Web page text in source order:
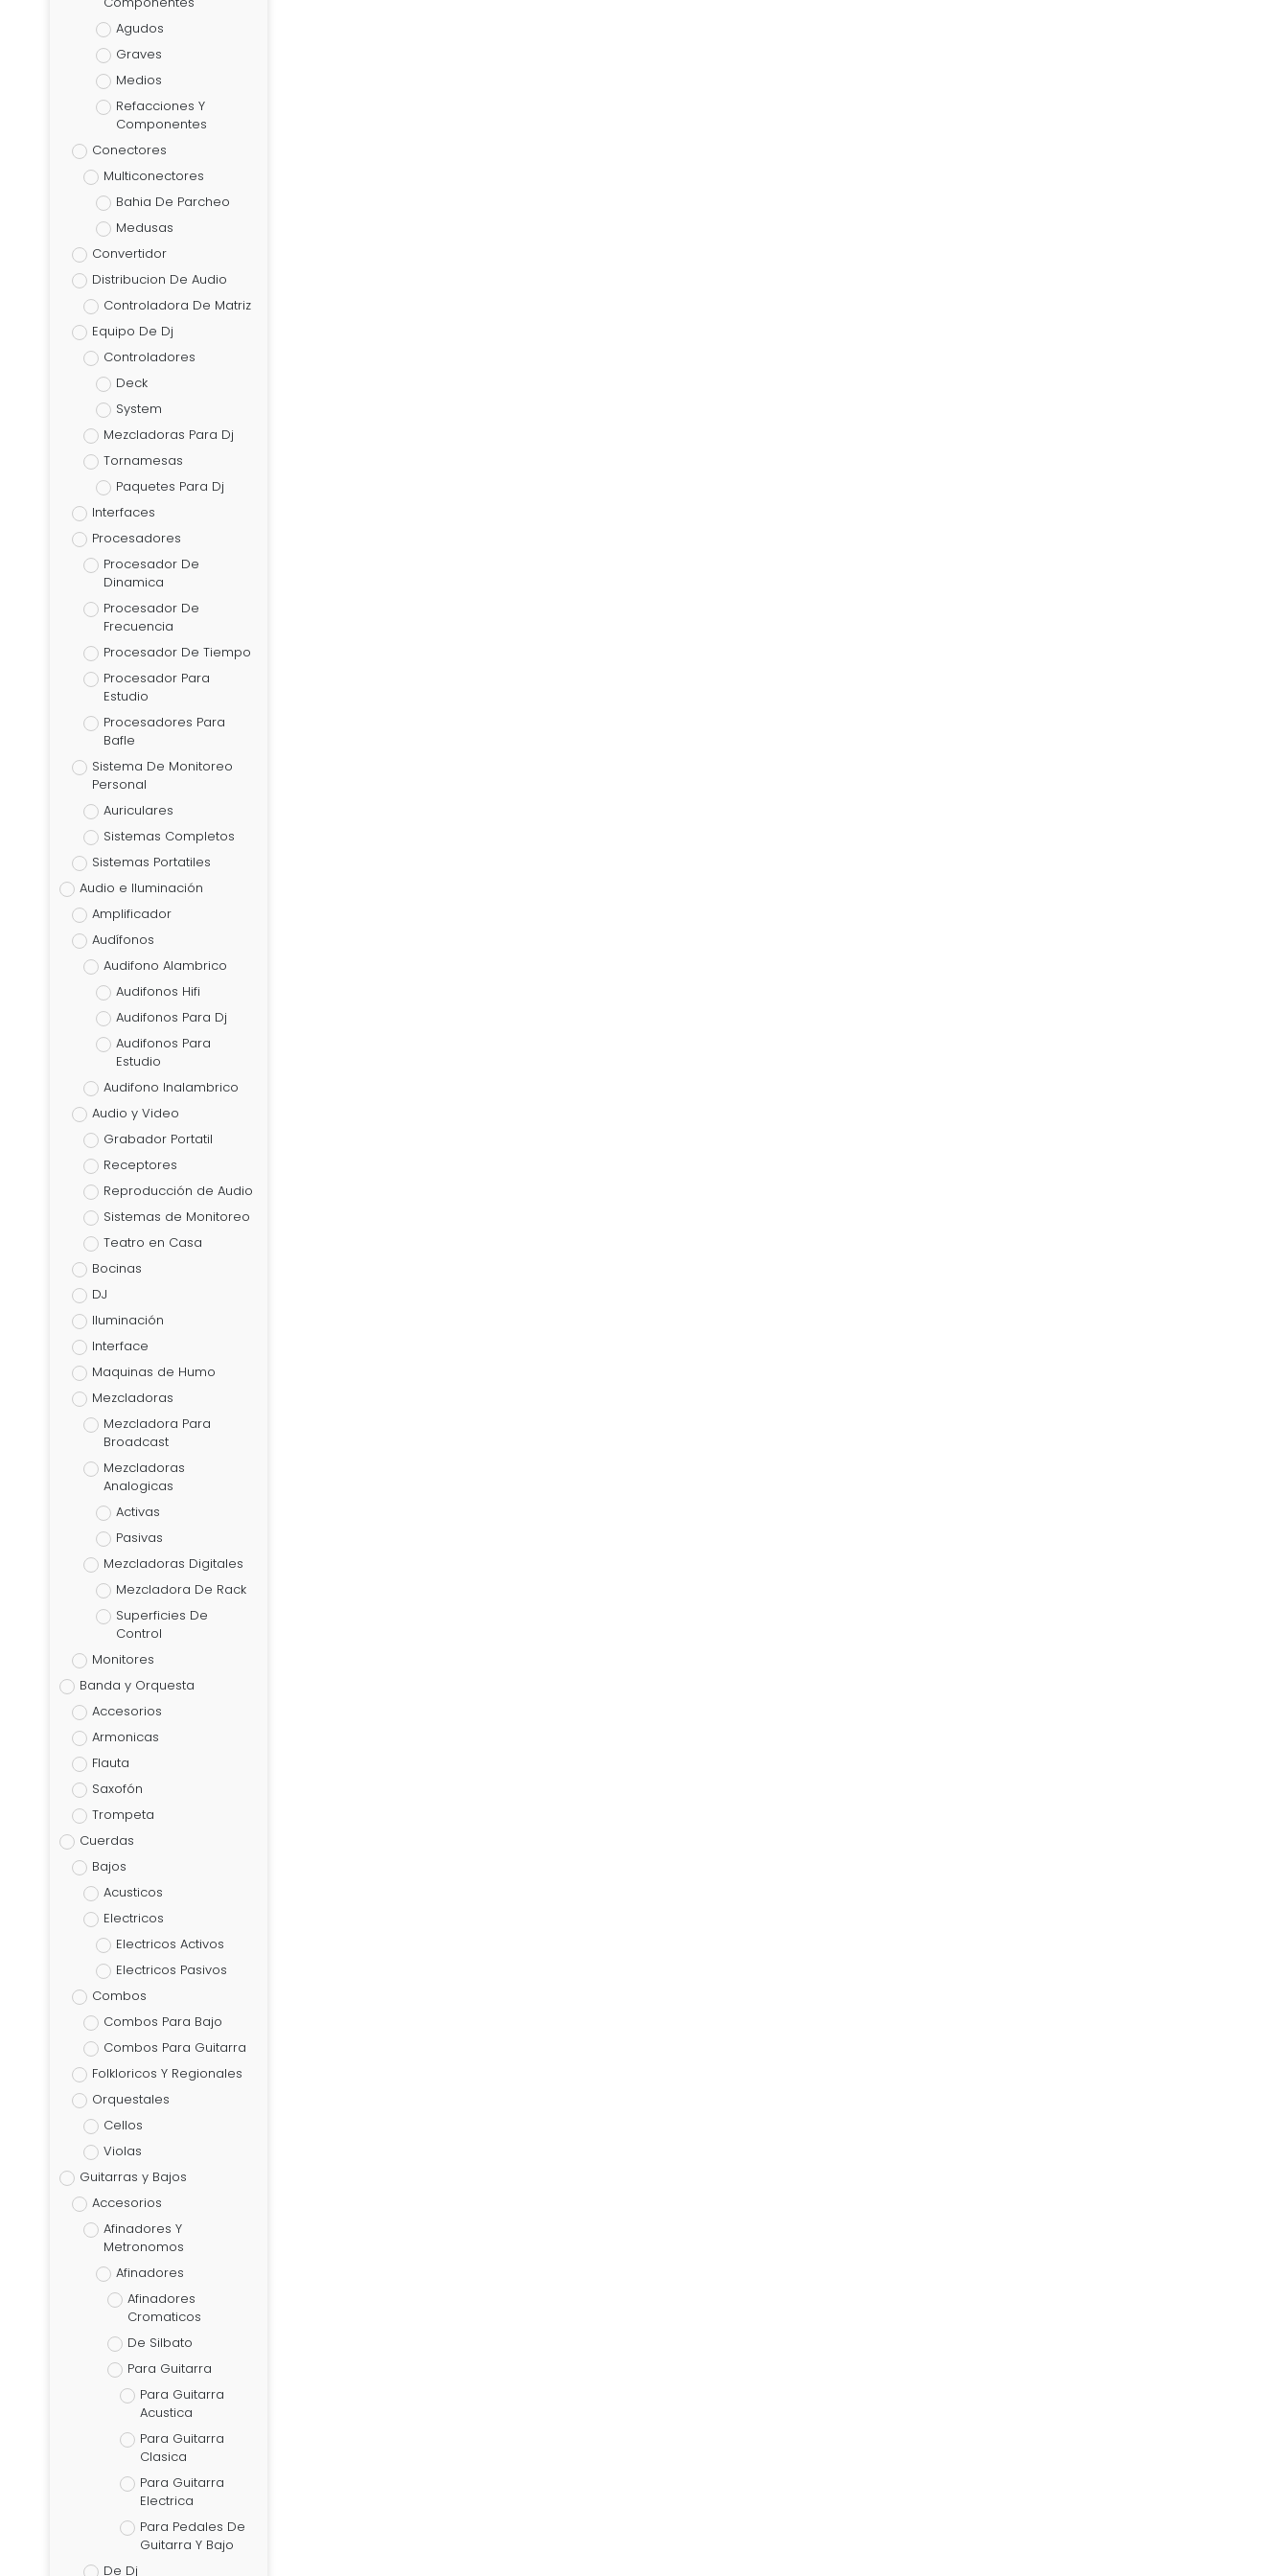
Agudos
Graves
Medios
Refacciones Y
Componentes
Conectores
Multiconectores
Bahia De Parcheo
Medusas
Convertidor
Distribucion De Audio
Controladora De Matriz
Equipo De Dj
Controladores
Deck
System
Mezcladoras Para Dj
Tornamesas
Paquetes Para Dj
Interfaces
Procesadores
Procesador De
Dinamica
Procesador De
Frecuencia
Procesador De Tiempo
Procesador Para
Estudio
Procesadores Para
Bafle
Sistema De Monitoreo
Personal
Auriculares
Sistemas Completos
Sistemas Portatiles
Audio e Iluminación
Amplificador
Audífonos
Audifono Alambrico
Audifonos Hifi
Audifonos Para Dj
Audifonos Para
Estudio
Audifono Inalambrico
Audio y Video
Grabador Portatil
Receptores
Reproducción de Audio
Sistemas de Monitoreo
Teatro en Casa
Bocinas
DJ
Iluminación
Interface
Maquinas de Humo
Mezcladoras
Mezcladora Para
Broadcast
Mezcladoras
Analogicas
Activas
Pasivas
Mezcladoras Digitales
Mezcladora De Rack
Superficies De
Control
Monitores
Banda y Orquesta
Accesorios
Armonicas
Flauta
Saxofón
Trompeta
Cuerdas
Bajos
Acusticos
Electricos
Electricos Activos
Electricos Pasivos
Combos
Combos Para Bajo
Combos Para Guitarra
Folkloricos Y Regionales
Orquestales
Cellos
Violas
Guitarras y Bajos
Accesorios
Afinadores Y
Metronomos
Afinadores
Afinadores
Cromaticos
De Silbato
Para Guitarra
Para Guitarra
Acustica
Para Guitarra
Clasica
Para Guitarra
Electrica
Para Pedales De
Guitarra Y Bajo
De Dj